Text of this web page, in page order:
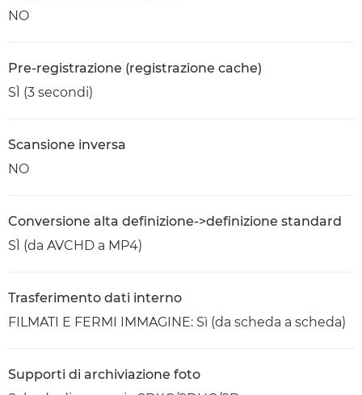
NO
Pre-registrazione (registrazione cache)
SÌ (3 secondi)
Scansione inversa
NO
Conversione alta definizione->definizione standard
SÌ (da AVCHD a MP4)
Trasferimento dati interno
FILMATI E FERMI IMMAGINE: Sì (da scheda a scheda)
Supporti di archiviazione foto